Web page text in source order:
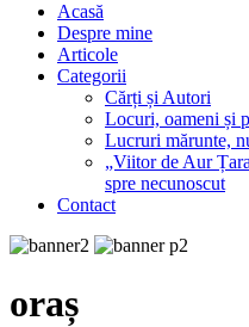
Acasă
Despre mine
Articole
Categorii
Cărți și Autori
Locuri, oameni și
Lucruri mărunte,
„Viitor de Aur
spre necunoscut
Contact
oraș